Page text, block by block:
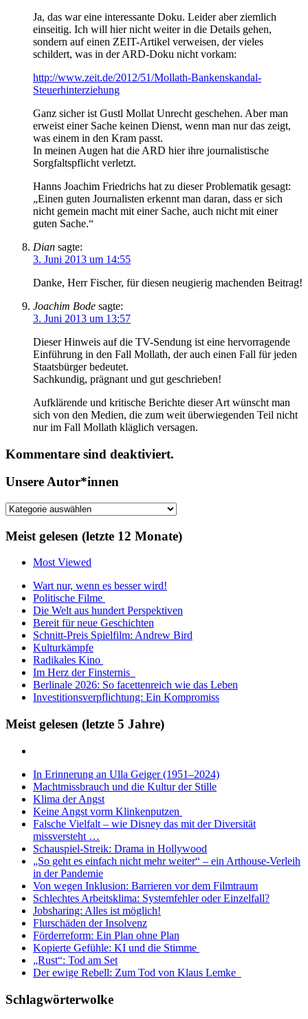
Ja, das war eine interessante Doku. Leider aber ziemlich
einseitig. Ich will hier nicht weiter in die Details gehen,
sondern auf einen ZEIT-Artikel verweisen, der vieles
schildert, was in der ARD-Doku nicht vorkam:
http://www.zeit.de/2012/51/Mollath-Bankenskandal-
Steuerhinterziehung
Ganz sicher ist Gustl Mollat Unrecht geschehen. Aber man
erweist einer Sache keinen Dienst, wenn man nur das zeigt,
was einem in den Kram passt.
In meinen Augen hat die ARD hier ihre journalistische
Sorgfaltspflicht verletzt.
Hanns Joachim Friedrichs hat zu dieser Problematik gesagt:
„Einen guten Journalisten erkennt man daran, dass er sich
nicht gemein macht mit einer Sache, auch nicht mit einer
guten Sache.“
Dian sagte:
3. Juni 2013 um 14:55
Danke, Herr Fischer, für diesen neugierig machenden Beitrag!
Joachim Bode sagte:
3. Juni 2013 um 13:57
Dieser Hinweis auf die TV-Sendung ist eine hervorragende
Einführung in den Fall Mollath, der auch einen Fall für jeden
Staatsbürger bedeutet.
Sachkundig, prägnant und gut geschrieben!
Aufklärende und kritische Berichte dieser Art wünscht man
sich von den Medien, die zum weit überwiegenden Teil nicht
nur im Fall Mollath kläglich versagen.
Kommentare sind deaktiviert.
Unsere Autor*innen
Unsere
Meist gelesen (letzte 12 Monate)
Most Viewed
Wart nur, wenn es besser wird!
Politische Filme
Die Welt aus hundert Perspektiven
Bereit für neue Geschichten
Schnitt-Preis Spielfilm: Andrew Bird
Kulturkämpfe
Radikales Kino
Im Herz der Finsternis
Berlinale 2026: So facettenreich wie das Leben
Investitionsverpflichtung: Ein Kompromiss
Meist gelesen (letzte 5 Jahre)
In Erinnerung an Ulla Geiger (1951–2024)
Machtmissbrauch und die Kultur der Stille
Klima der Angst
Keine Angst vorm Klinkenputzen
Falsche Vielfalt – wie Disney das mit der Diversität
missversteht …
Schauspiel-Streik: Drama in Hollywood
„So geht es einfach nicht mehr weiter“ – ein Arthouse-Verleih
in der Pandemie
Von wegen Inklusion: Barrieren vor dem Filmtraum
Schlechtes Arbeitsklima: Systemfehler oder Einzelfall?
Jobsharing: Alles ist möglich!
Flurschäden der Insolvenz
Förderreform: Ein Plan ohne Plan
Kopierte Gefühle: KI und die Stimme
„Rust“: Tod am Set
Der ewige Rebell: Zum Tod von Klaus Lemke
Schlagwörterwolke